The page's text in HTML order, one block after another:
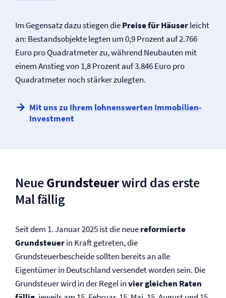
Im Gegensatz dazu stiegen diePreise für Häuserleicht
an: Bestandsobjekte legten um 0,9 Prozent auf 2.766
Euro pro Quadratmeter zu, während Neubauten mit
einem Anstieg von 1,8 Prozent auf 3.846 Euro pro
Quadratmeter noch stärker zulegten.
Mit uns zu Ihrem lohnenswerten Immobilien-
Investment
NeueGrundsteuerwird das erste
Mal fällig
Seit dem 1. Januar 2025 ist die neuereformierte
Grundsteuerin Kraft getreten, die
Grundsteuerbescheide sollten bereits an alle
Eigentümer in Deutschland versendet worden sein. Die
Grundsteuer wird in der Regel invier gleichen Raten